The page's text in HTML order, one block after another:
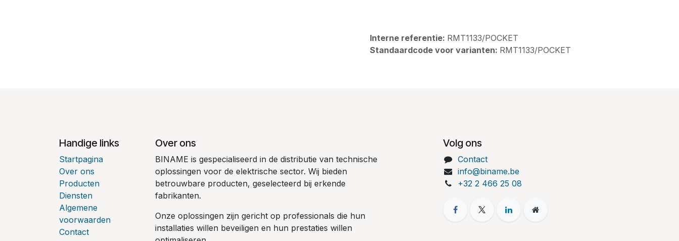
Interne referentie: RMT1133/POCKET
Standaardcode voor varianten: RMT1133/POCKET
Handige links
Startpagina
Over ons
Producten
Diensten
Algemene
voorwaarden
Contact
Over ons
BINAME is gespecialiseerd in de distributie van technische
oplossingen voor de elektrische sector. Wij bieden
betrouwbare producten, geselecteerd bij erkende
fabrikanten.
Onze oplossingen zijn gericht op professionals die hun
installaties willen beveiligen en hun prestaties willen
Volg ons
Contact
info@biname.be
+32 2 466 25 08